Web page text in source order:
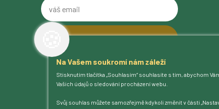
Na Vašem soukromí nám záleží
Stisknutím tlačítka „Souhlasím“ souhlasíte s tím, abychom
Vašich údajů o sledování procházení webu.
Svůj souhlas můžete samozřejmě kdykoli změnit v části
O pivovaru
Naše piva
Kam na Ferdinanda
Humnová sladovna
váš
email